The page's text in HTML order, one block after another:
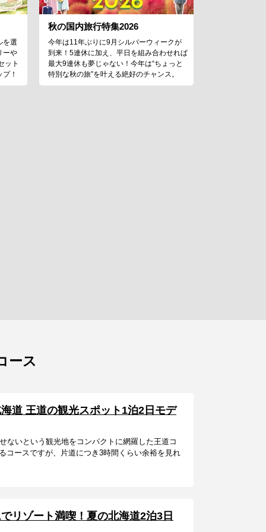
を選
ーや
ット
！
秋の国内旅行特集2026
今年は11年ぶりに9月シルバーウィークが
到来！5連休に加え、平日を組み合わせれば
最大9連休も夢じゃない！今年は“ちょっと
特別な秋の旅”を叶える絶好のチャンス。
ース
道 王道の観光スポット1泊2日モデ
ないという観光地をコンパクトに網羅した王道コ
コースですが、片道につき3時間くらい余裕を見れ
リゾート満喫！夏の北海道2泊3日